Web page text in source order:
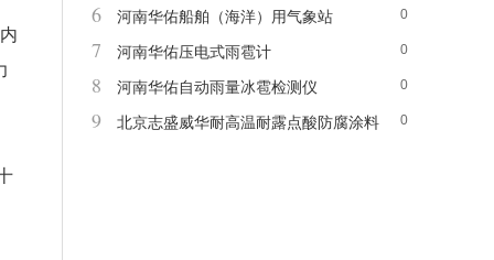
0
6 河南华佑船舶（海洋）用气象站
0
7 河南华佑压电式雨雹计
0
8 河南华佑自动雨量冰雹检测仪
0
9 北京志盛威华耐高温耐露点酸防腐涂料